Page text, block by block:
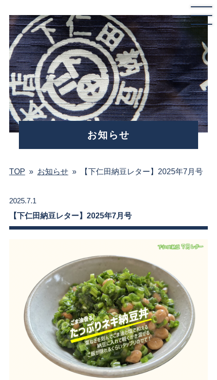
お知らせ
TOP » お知らせ» 【下仁田納豆レター】2025年7月号
2025.7.1
【下仁田納豆レター】2025年7月号